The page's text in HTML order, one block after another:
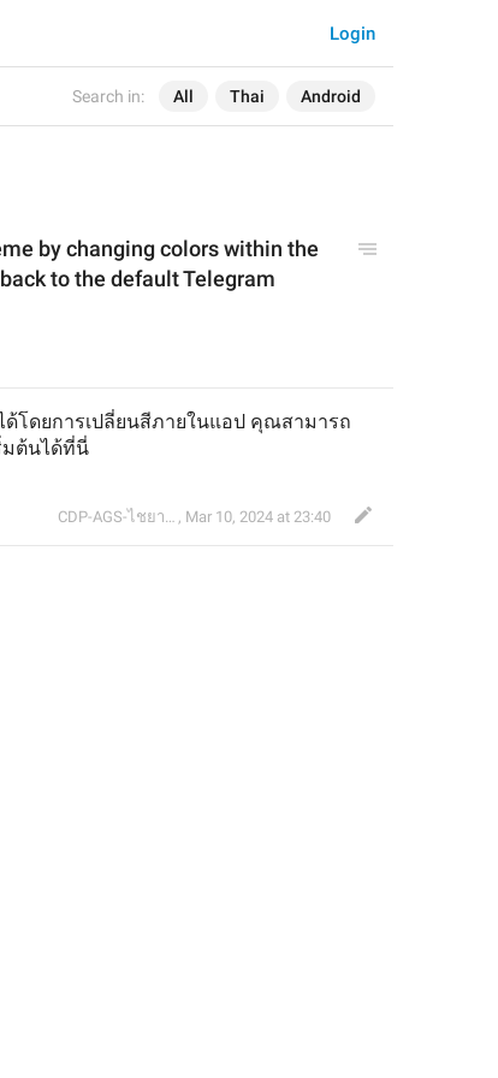
Search in: All Thai Android
Login
by changing colors within the
to the default Telegram
โดยการเปลี่ยนสีภายในแอป คุณสามารถ
มต้นได้ที่นี่
CDP-AGS-ไชยา จ้อน , Mar 10, 2024 at 23:40